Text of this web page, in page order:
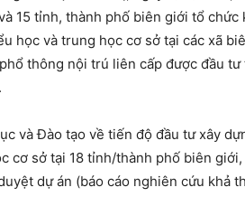
15 tỉnh, thành phố biên giới tổ
học và trung học cơ sở tại các xã
thông nội trú liên cấp được đầu
và Đào tạo về tiến độ đầu tư xây
cơ sở tại 18 tỉnh/thành phố biên
dự án (báo cáo nghiên cứu khả